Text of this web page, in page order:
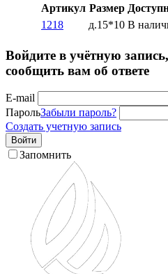
Артикул Размер
1218
д.15*10 В
Войдите в учётную
сообщить вам об ответе
E-mail
ПарольЗабыли пароль?
Создать учетную запись
Войти
Запомнить